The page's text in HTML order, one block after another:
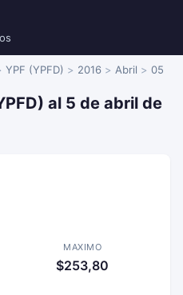
YPF (YPFD) 2016 Abril 05
al 5 de abril de
MAXIMO
$253,80